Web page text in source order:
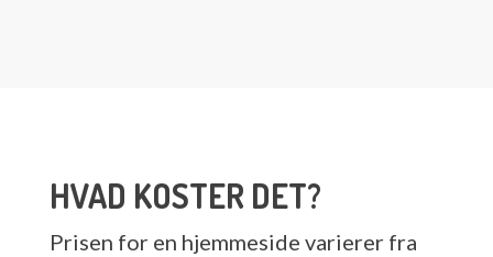
HVAD KOSTER DET?
Prisen for en hjemmeside varierer fra